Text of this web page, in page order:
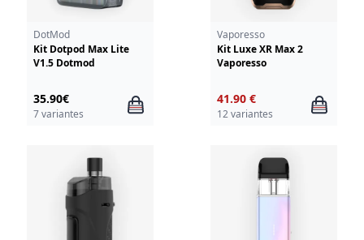
DotMod
Kit Dotpod Max Lite
V1.5 Dotmod
35.90€
7 variantes
Vaporesso
Kit Luxe XR Max 2
Vaporesso
41.90 €
12 variantes